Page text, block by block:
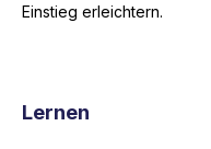
Einstieg erleichtern.
Lernen